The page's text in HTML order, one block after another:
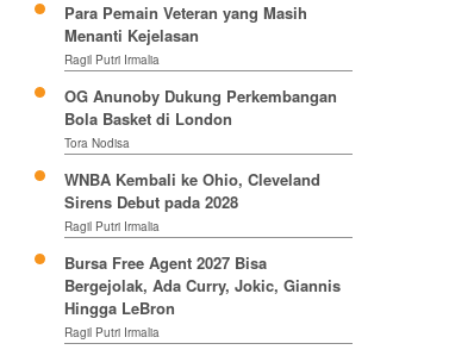
Para Pemain Veteran yang Masih
Menanti Kejelasan
Ragil Putri Irmalia
OG Anunoby Dukung Perkembangan
Bola Basket di London
Tora Nodisa
WNBA Kembali ke Ohio, Cleveland
Sirens Debut pada 2028
Ragil Putri Irmalia
Bursa Free Agent 2027 Bisa
Bergejolak, Ada Curry, Jokic, Giannis
Hingga LeBron
Ragil Putri Irmalia